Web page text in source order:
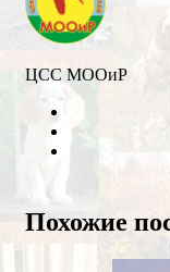
ЦСС МООиР
Youtube
Похожие